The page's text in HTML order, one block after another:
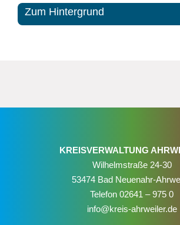
Zum Hintergrund
KREISVERWALTUNG
Wilhelmstraße 24-30
53474 Bad Neuenahr-
Telefon 02641 – 975 0
info@kreis-ahrweiler.de